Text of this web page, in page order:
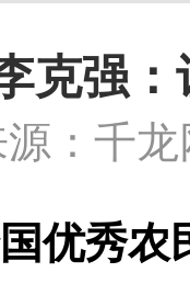
克强：
源：
优秀农